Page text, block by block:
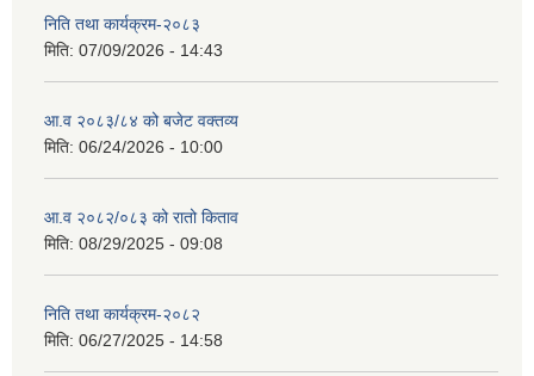
निति तथा कार्यक्रम-२०८३
मिति: 07/09/2026 - 14:43
आ.व २०८३/८४ को बजेट वक्तव्य
मिति: 06/24/2026 - 10:00
आ.व २०८२/०८३ को रातो किताव
मिति: 08/29/2025 - 09:08
निति तथा कार्यक्रम-२०८२
मिति: 06/27/2025 - 14:58